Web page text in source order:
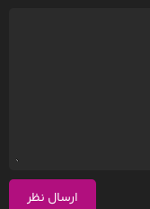
ارسال نظر